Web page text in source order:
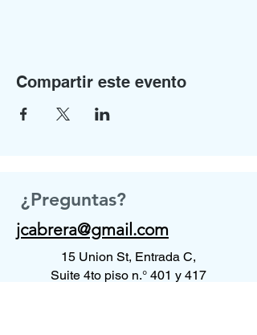
Compartir este evento
¿Preguntas?
jcabrera@gmail.com
15 Union St, Entrada C,
Suite 4to piso n.° 401 y 417